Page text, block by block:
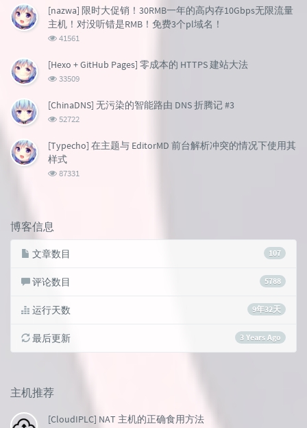
次
数:
[nazwa] 限时大促销！30RMB一年的高内存10Gbps无限流量
主机！对没听错是RMB！免费3个pl域名！
浏
次
数:
41561
[Hexo + GitHub Pages] 零成本的 HTTPS 建站大法
浏
次
数:
33509
[ChinaDNS] 无污染的智能路由 DNS 折腾记 #3
浏
次
数:
52722
[Typecho] 在主题与 EditorMD 前台解析冲突的情况下使用其
样式
浏
87331
博客信息
107
文章数目
5788
评论数目
9年32天
运行天数
3 Years Ago
最后更新
主机推荐
[CloudIPLC] NAT 主机的正确食用方法